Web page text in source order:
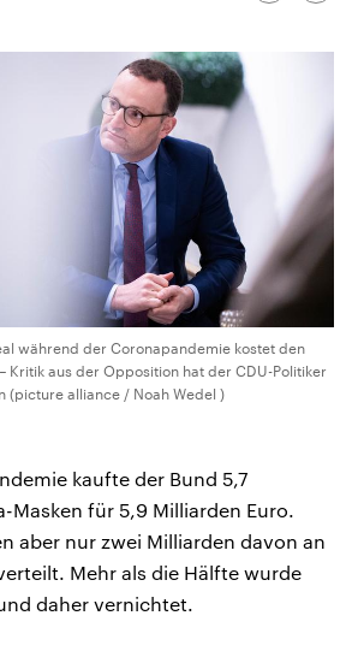
während der Coronapandemie kostet den
Kritik aus der Opposition hat der CDU-Politiker
(picture alliance / Noah Wedel )
kaufte der Bund 5,7
Masken für 5,9 Milliarden Euro.
aber nur zwei Milliarden davon an
Mehr als die Hälfte wurde
daher vernichtet.